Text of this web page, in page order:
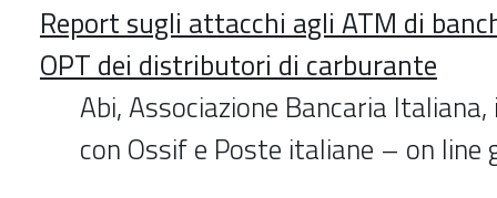
Report sugli attacchi agli ATM di
OPT dei distributori di carburante
Abi, Associazione Bancaria
con Ossif e Poste italiane – on line